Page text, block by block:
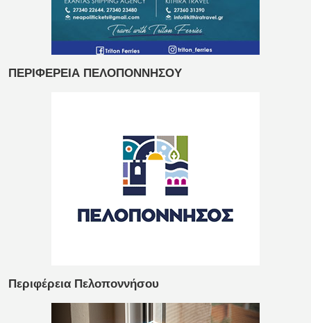
ΠΕΡΙΦΕΡΕΙΑ ΠΕΛΟΠΟΝΝΗΣΟΥ
Περιφέρεια Πελοποννήσου